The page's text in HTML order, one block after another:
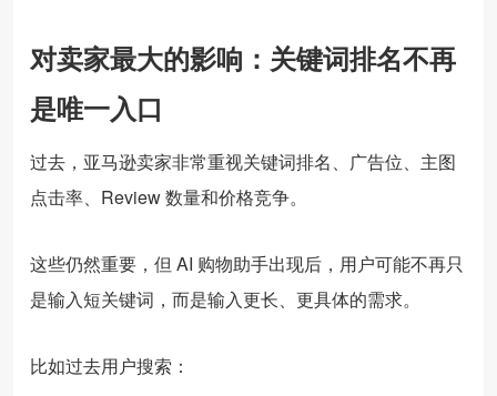
对卖家最大的影响：关键词排名不再
是唯一入口
过去，亚马逊卖家非常重视关键词排名、广告位、主图
点击率、Review 数量和价格竞争。
这些仍然重要，但 AI 购物助手出现后，用户可能不再只
是输入短关键词，而是输入更长、更具体的需求。
比如过去用户搜索：